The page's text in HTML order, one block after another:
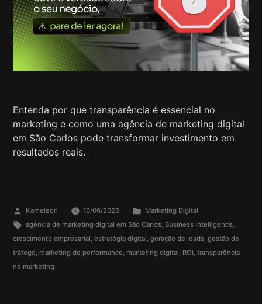
Entenda por que transparência é essencial no
marketing e como uma agência de marketing digital
em São Carlos pode transformar investimento em
resultados reais.
Kameleon 16/06/2026
Marketing Digital
agência de marketing digital em São Carlos, Business Intelligence,
crescimento empresarial, estratégia digital, geração de leads, gestão de
tráfego, marketing de performance, marketing digital, ROI, transparência
no marketing